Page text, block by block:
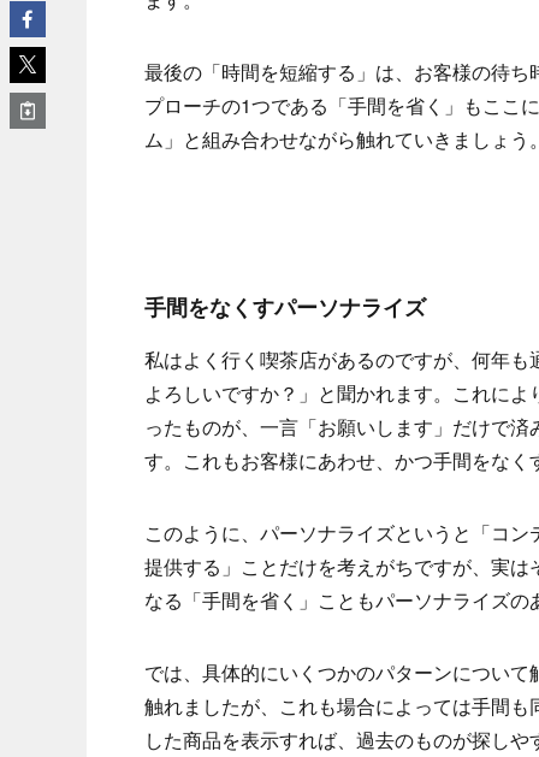
最後の「時間を短縮する」は、お客様の待
プローチの1つである「手間を省く」もここ
ム」と組み合わせながら触れていきましょう
手間をなくすパーソナライズ
私はよく行く喫茶店があるのですが、何年
よろしいですか？」と聞かれます。これに
ったものが、一言「お願いします」だけで
す。これもお客様にあわせ、かつ手間をな
このように、パーソナライズというと「コ
提供する」ことだけを考えがちですが、実
なる「手間を省く」こともパーソナライズの
では、具体的にいくつかのパターンについ
触れましたが、これも場合によっては手間
した商品を表示すれば、過去のものが探し